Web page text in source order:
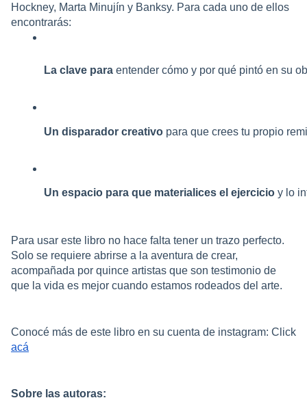
Hockney, Marta Minujín y Banksy. Para cada uno de ellos
encontrarás:
La clave para entender cómo y por qué pintó en su
Un disparador creativo para que crees tu propio
Un espacio para que materialices el ejercicio y lo
Para usar este libro no hace falta tener un trazo perfecto.
Solo se requiere abrirse a la aventura de crear,
acompañada por quince artistas que son testimonio de
que la vida es mejor cuando estamos rodeados del arte.
Conocé más de este libro en su cuenta de instagram: Click
acá
Sobre las autoras: